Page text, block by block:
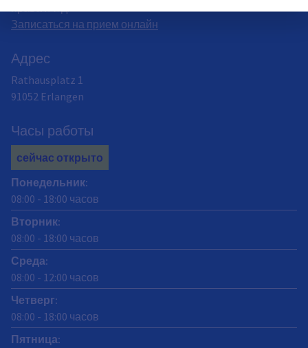
права и т. д.
Записаться на прием онлайн
Адрес
Rathausplatz 1
91052 Erlangen
Часы работы
сейчас открыто
Понедельник:
08:00 - 18:00 часов
Вторник:
08:00 - 18:00 часов
Среда:
08:00 - 12:00 часов
Четверг:
08:00 - 18:00 часов
Пятница: